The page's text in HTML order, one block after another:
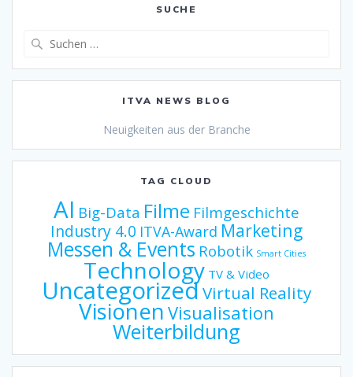
SUCHE
ITVA NEWS BLOG
Neuigkeiten aus der Branche
TAG CLOUD
AI Big-Data Filme Filmgeschichte
Industry 4.0 ITVA-Award Marketing
Messen & Events Robotik Smart Cities
Technology TV & Video
UncategorizedVirtual Reality
Visionen Visualisation
Weiterbildung